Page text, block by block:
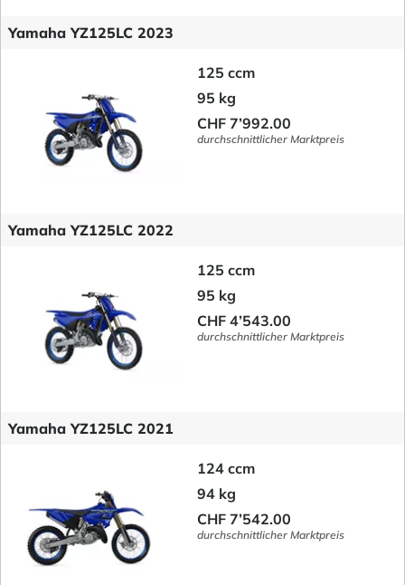
Yamaha YZ125LC 2023
125 ccm
95 kg
CHF 7’992.00
durchschnittlicher Marktpreis
Yamaha YZ125LC 2022
125 ccm
95 kg
CHF 4’543.00
durchschnittlicher Marktpreis
Yamaha YZ125LC 2021
124 ccm
94 kg
CHF 7’542.00
durchschnittlicher Marktpreis